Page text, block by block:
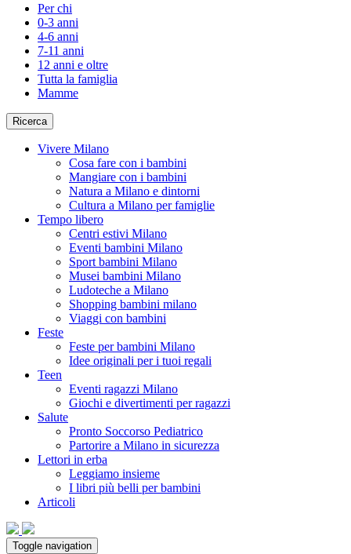
Per chi
0-3 anni
4-6 anni
7-11 anni
12 anni e oltre
Tutta la famiglia
Mamme
Ricerca
Vivere Milano
Cosa fare con i bambini
Mangiare con i bambini
Natura a Milano e dintorni
Cultura a Milano per famiglie
Tempo libero
Centri estivi Milano
Eventi bambini Milano
Sport bambini Milano
Musei bambini Milano
Ludoteche a Milano
Shopping bambini milano
Viaggi con bambini
Feste
Feste per bambini Milano
Idee originali per i tuoi regali
Teen
Eventi ragazzi Milano
Giochi e divertimenti per ragazzi
Salute
Pronto Soccorso Pediatrico
Partorire a Milano in sicurezza
Lettori in erba
Leggiamo insieme
I libri più belli per bambini
Articoli
Toggle navigation